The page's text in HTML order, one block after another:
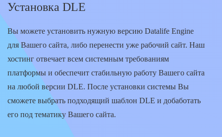
Установка DLE
Вы можете установить нужную версию Datalife Engine
для Вашего сайта, либо перенести уже рабочий сайт. Наш
хостинг отвечает всем системным требованиям
платформы и обеспечит стабильную работу Вашего сайта
на любой версии DLE. После установки системы Вы
сможете выбрать подходящий шаблон DLE и добаботать
его под тематику Вашего сайта.